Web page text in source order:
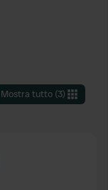
Mostra tutto(3)